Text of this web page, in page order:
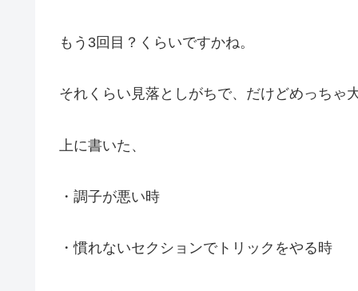
もう3回目？くらいですかね。
それくらい見落としがちで、だけどめっちゃ
上に書いた、
・調子が悪い時
・慣れないセクションでトリックをやる時